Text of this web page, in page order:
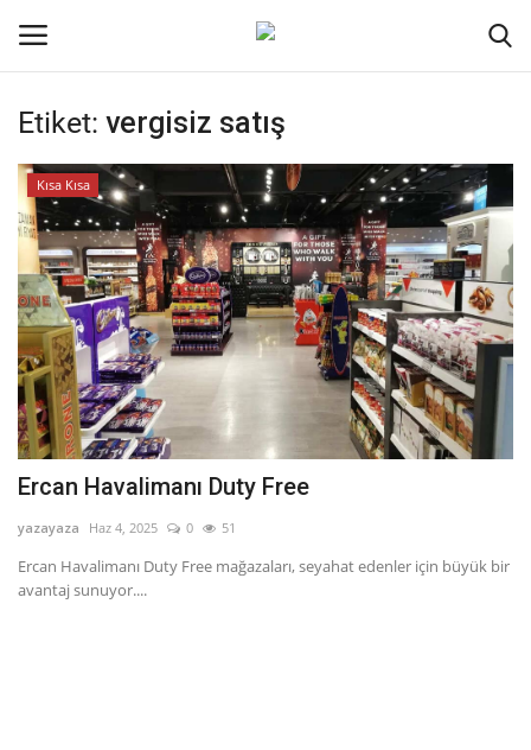
Oturum aç Kayıt ol
Ana Sayfa
İletişim
Genel
Kodlama
Kripto Para
Dil
Etiket: vergisiz satış
Kısa Kısa
Ercan Havalimanı Duty Free
yazayaza Haz 4, 2025 0 51
Ercan Havalimanı Duty Free mağazaları, seyahat edenler için büyük bir
avantaj sunuyor....